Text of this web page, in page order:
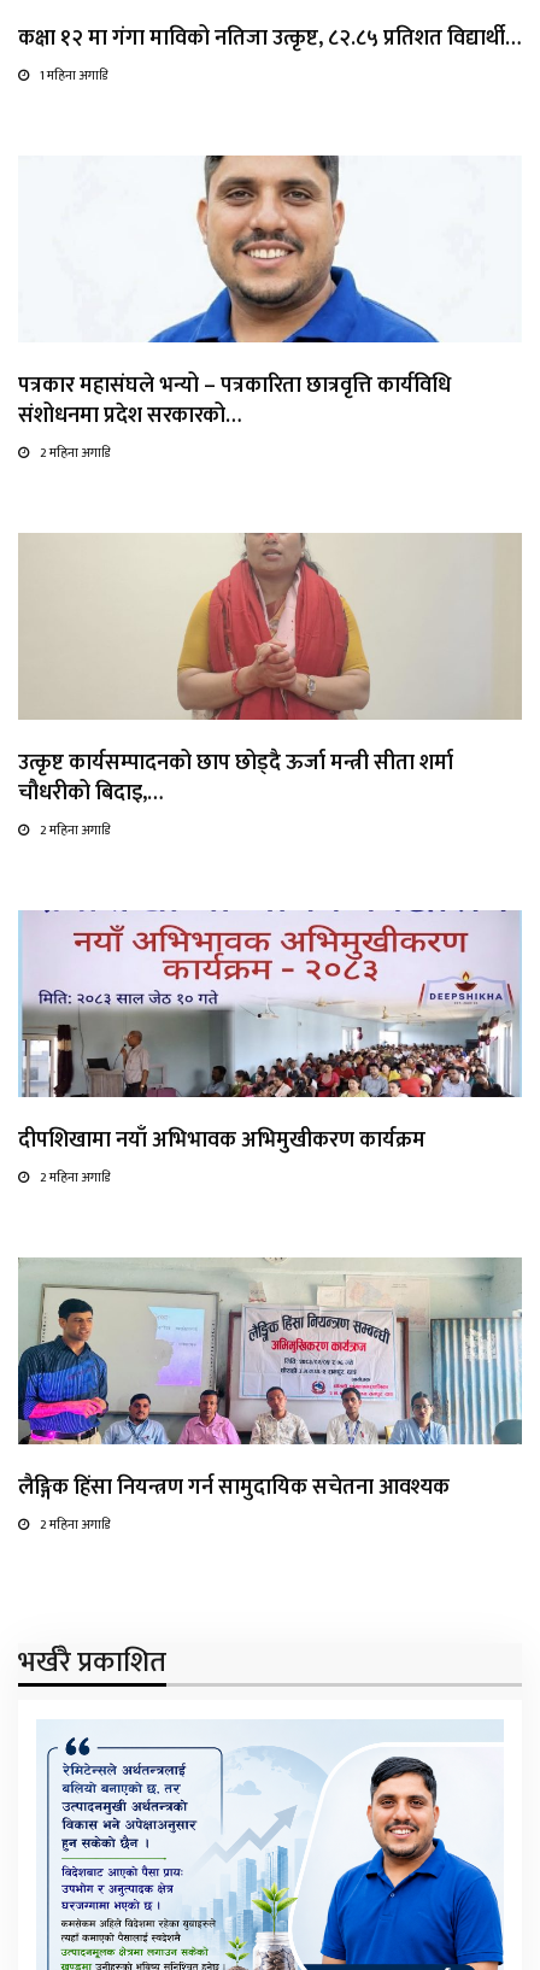
कक्षा १२ मा गंगा माविको नतिजा उत्कृष्ट, ८२.८५ प्रतिशत विद्यार्थी…
1 महिना अगाडि
पत्रकार महासंघले भन्यो – पत्रकारिता छात्रवृत्ति कार्यविधि
संशोधनमा प्रदेश सरकारको…
2 महिना अगाडि
उत्कृष्ट कार्यसम्पादनको छाप छोड्दै ऊर्जा मन्त्री सीता शर्मा
चौधरीको बिदाइ,…
2 महिना अगाडि
दीपशिखामा नयाँ अभिभावक अभिमुखीकरण कार्यक्रम
2 महिना अगाडि
लैङ्गिक हिंसा नियन्त्रण गर्न सामुदायिक सचेतना आवश्यक
2 महिना अगाडि
भर्खरै प्रकाशित